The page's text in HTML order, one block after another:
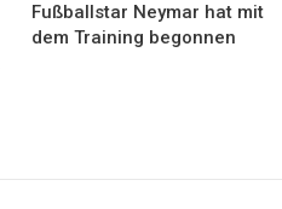
Fußballstar Neymar hat mit
dem Training begonnen